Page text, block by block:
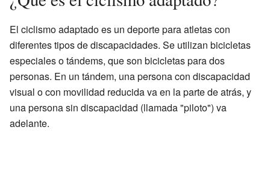
El ciclismo adaptado es un deporte para atletas con
diferentes tipos de discapacidades. Se utilizan bicicletas
especiales o tándems, que son bicicletas para dos
personas. En un tándem, una persona con discapacidad
visual o con movilidad reducida va en la parte de atrás, y
una persona sin discapacidad (llamada "piloto") va
adelante.